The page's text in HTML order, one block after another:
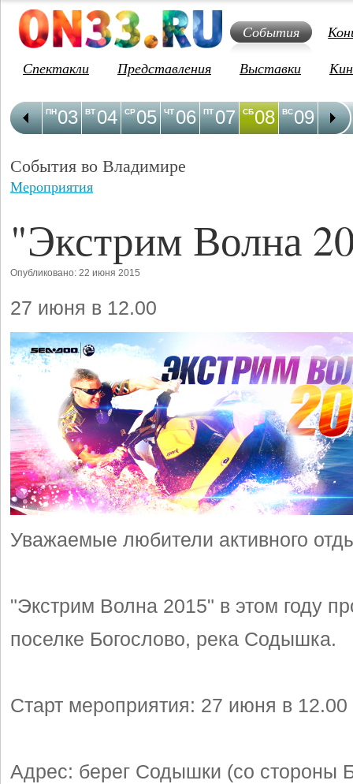
События
Спектакли
Представления Выставки
03
ПН 04
ВТ 05
СР 06
ЧТ 07
ПТ 08
СБ 09
ВС 10
ПН
События во Владимире
Мероприятия
"Экстрим Волна
Опубликовано: 22 июня 2015
27 июня в 12.00
Уважаемые любители активного
"Экстрим Волна 2015" в этом году
поселке Богослово, река Содышка.
Старт мероприятия: 27 июня в 12.00
Адрес: берег Содышки (со стороны